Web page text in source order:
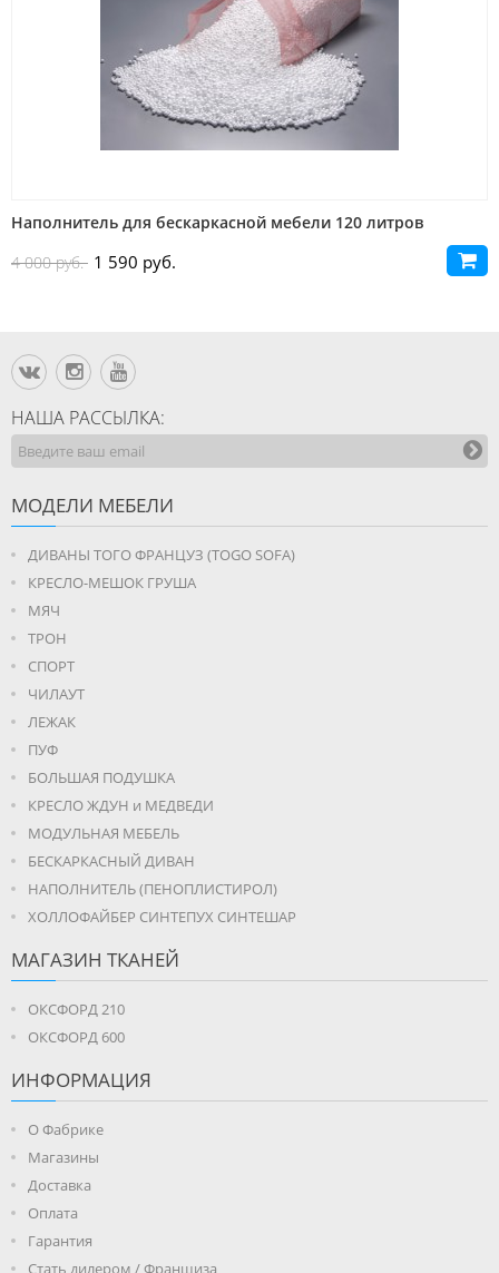
Наполнитель для бескаркасной мебели 120 литров
4 000 руб. 1 590 руб.
НАША РАССЫЛКА:
МОДЕЛИ МЕБЕЛИ
ДИВАНЫ ТОГО ФРАНЦУЗ (TOGO SOFA)
КРЕСЛО-МЕШОК ГРУША
МЯЧ
ТРОН
СПОРТ
ЧИЛАУТ
ЛЕЖАК
ПУФ
БОЛЬШАЯ ПОДУШКА
КРЕСЛО ЖДУН и МЕДВЕДИ
МОДУЛЬНАЯ МЕБЕЛЬ
БЕСКАРКАСНЫЙ ДИВАН
НАПОЛНИТЕЛЬ (ПЕНОПЛИСТИРОЛ)
ХОЛЛОФАЙБЕР СИНТЕПУХ СИНТЕШАР
МАГАЗИН ТКАНЕЙ
ОКСФОРД 210
ОКСФОРД 600
ИНФОРМАЦИЯ
О Фабрике
Магазины
Доставка
Оплата
Гарантия
Стать дилером / Франшиза